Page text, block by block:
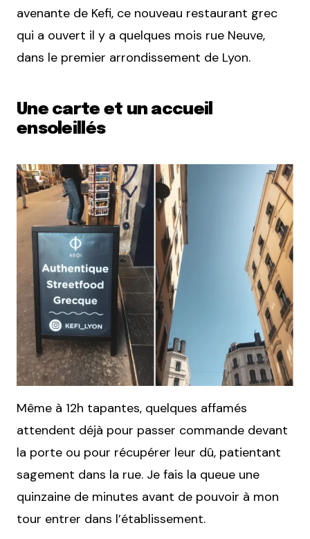
avenante de Kefi, ce nouveau restaurant grec
qui a ouvert il y a quelques mois rue Neuve,
dans le premier arrondissement de Lyon.
Une carte et un accueil
ensoleillés
Même à 12h tapantes, quelques affamés
attendent déjà pour passer commande devant
la porte ou pour récupérer leur dû, patientant
sagement dans la rue. Je fais la queue une
quinzaine de minutes avant de pouvoir à mon
tour entrer dans l’établissement.